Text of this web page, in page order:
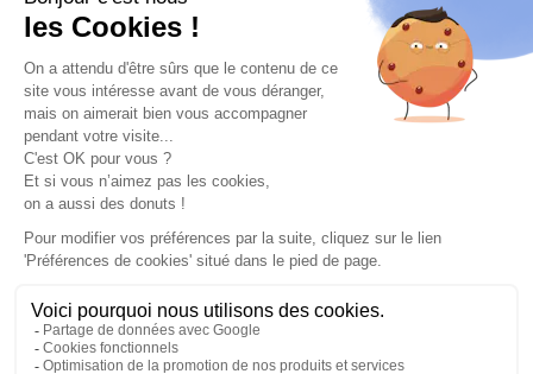
Qui est JUJU'S Activations ?
Qui sont les JUJU'S Activateurs ?
Postuler
Qui est JUJU'S ?
Le Blog JUJU'S Activations
Foire Aux Questions
JUJU'S Animations